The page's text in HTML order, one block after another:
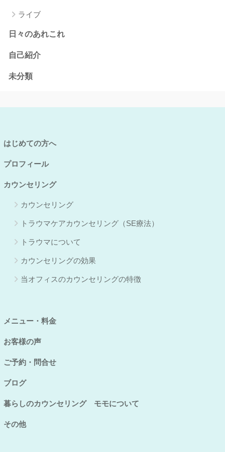
ライブ
日々のあれこれ
自己紹介
未分類
はじめての方へ
プロフィール
カウンセリング
カウンセリング
トラウマケアカウンセリング（SE療法）
トラウマについて
カウンセリングの効果
当オフィスのカウンセリングの特徴
メニュー・料金
お客様の声
ご予約・問合せ
ブログ
暮らしのカウンセリング モモについて
その他